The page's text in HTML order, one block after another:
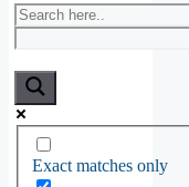
Exact matches only